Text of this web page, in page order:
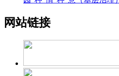
网站链接